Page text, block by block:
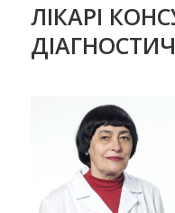
ЛІКАРІ